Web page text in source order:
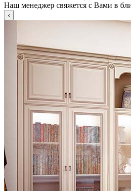
Наш менеджер свяжется с Вами в